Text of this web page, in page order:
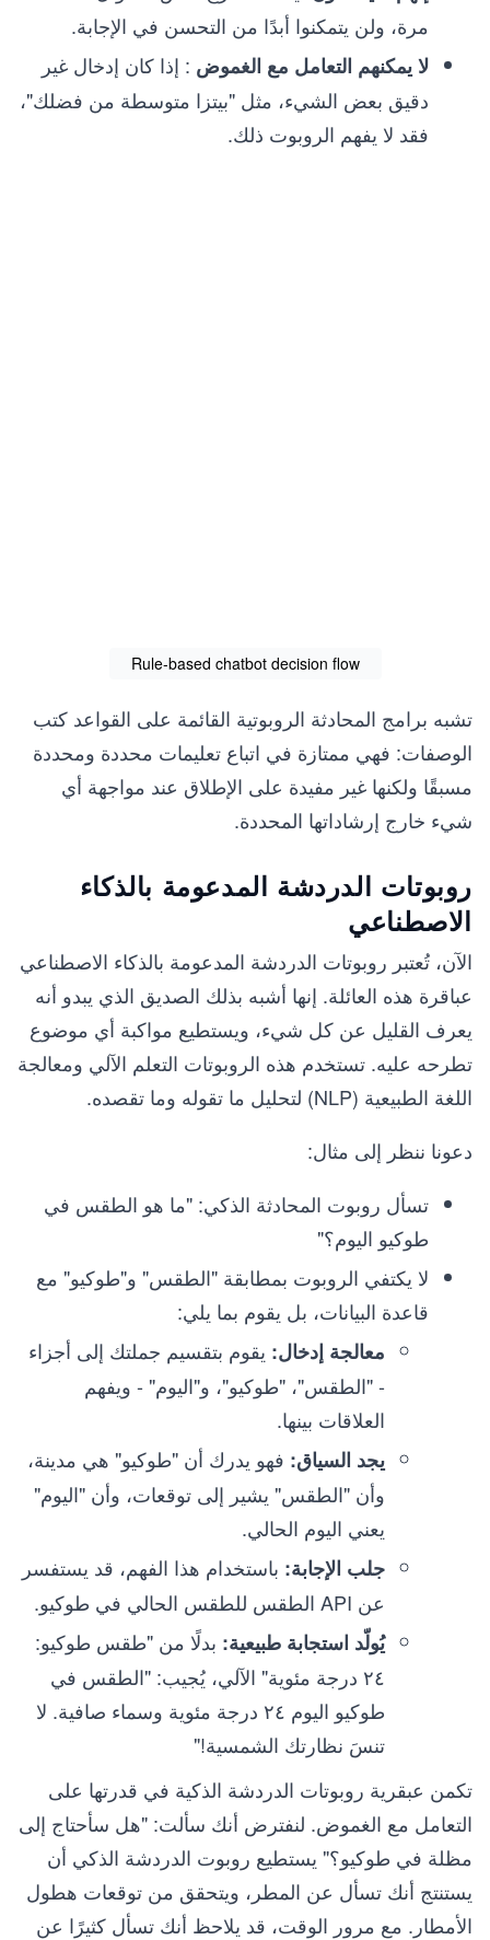
مرة، ولن يتمكنوا أبدًا من التحسن في الإجابة.
لا يمكنهم التعامل مع الغموض : إذا كان إدخال غير
دقيق بعض الشيء، مثل "بيتزا متوسطة من فضلك"،
فقد لا يفهم الروبوت ذلك.
Rule-based chatbot decision flow
تشبه برامج المحادثة الروبوتية القائمة على القواعد كتب
الوصفات: فهي ممتازة في اتباع تعليمات محددة ومحددة
مسبقًا ولكنها غير مفيدة على الإطلاق عند مواجهة أي
شيء خارج إرشاداتها المحددة.
روبوتات الدردشة المدعومة بالذكاء
الاصطناعي
الآن، تُعتبر روبوتات الدردشة المدعومة بالذكاء الاصطناعي
عباقرة هذه العائلة. إنها أشبه بذلك الصديق الذي يبدو أنه
يعرف القليل عن كل شيء، ويستطيع مواكبة أي موضوع
تطرحه عليه. تستخدم هذه الروبوتات التعلم الآلي ومعالجة
اللغة الطبيعية (NLP) لتحليل ما تقوله وما تقصده.
دعونا ننظر إلى مثال:
تسأل روبوت المحادثة الذكي: "ما هو الطقس في
طوكيو اليوم؟"
لا يكتفي الروبوت بمطابقة "الطقس" و"طوكيو" مع
قاعدة البيانات، بل يقوم بما يلي:
معالجة إدخال: يقوم بتقسيم جملتك إلى أجزاء
- "الطقس"، "طوكيو"، و"اليوم" - ويفهم
العلاقات بينها.
يجد السياق: فهو يدرك أن "طوكيو" هي مدينة،
وأن "الطقس" يشير إلى توقعات، وأن "اليوم"
يعني اليوم الحالي.
جلب الإجابة: باستخدام هذا الفهم، قد يستفسر
عن API الطقس للطقس الحالي في طوكيو.
يُولّد استجابة طبيعية: بدلًا من "طقس طوكيو:
٢٤ درجة مئوية" الآلي، يُجيب: "الطقس في
طوكيو اليوم ٢٤ درجة مئوية وسماء صافية. لا
تنسَ نظارتك الشمسية!"
تكمن عبقرية روبوتات الدردشة الذكية في قدرتها على
التعامل مع الغموض. لنفترض أنك سألت: "هل سأحتاج إلى
مظلة في طوكيو؟" يستطيع روبوت الدردشة الذكي أن
يستنتج أنك تسأل عن المطر، ويتحقق من توقعات هطول
الأمطار. مع مرور الوقت، قد يلاحظ أنك تسأل كثيرًا عن